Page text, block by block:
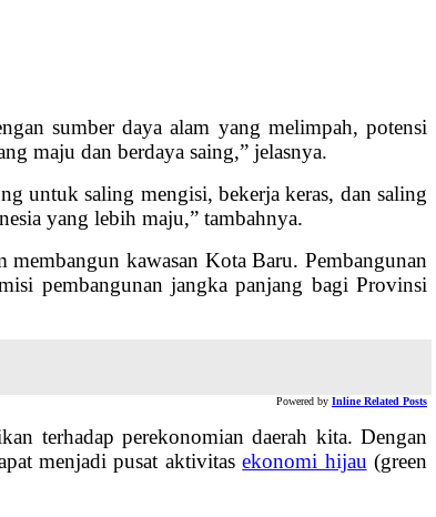
sumber daya alam yang melimpah, potensi
maju dan berdaya saing,” jelasnya.
untuk saling mengisi, bekerja keras, dan saling
yang lebih maju,” tambahnya.
kawasan Kota Baru. Pembangunan
pembangunan jangka panjang bagi Provinsi
Powered by Inline Related Posts
terhadap perekonomian daerah kita. Dengan
menjadi pusat aktivitasekonomi hijau (green